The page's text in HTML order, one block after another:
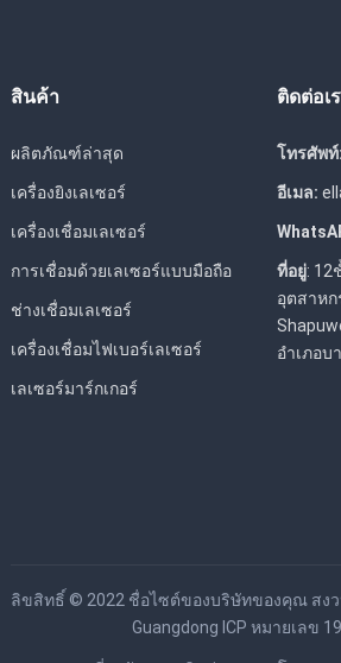
สินค้า
ผลิตภัณฑ์ล่าสุด
เครื่องยิงเลเซอร์
เครื่องเชื่อมเลเซอร์
การเชื่อมด้วยเลเซอร์แบบมือถือ
ช่างเชื่อมเลเซอร์
เครื่องเชื่อมไฟเบอร์เลเซอร์
เลเซอร์มาร์กเกอร์
ติดต่อเ
โทรศัพท์:
อีเมล:
ที่อยู่: 12
อุตสาห
อำเภอบ
ลิขสิทธิ์ © 2022 ชื่อไซต์ของบริษัทของคุณ สง
Guangdong ICP หมายเลข